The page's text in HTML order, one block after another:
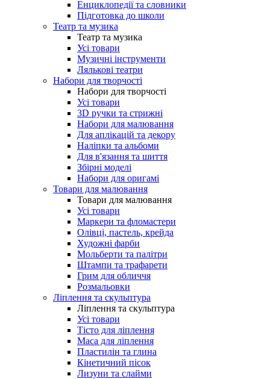
Енциклопедії та словники
Підготовка до школи
Театр та музика
Театр та музика
Усі товари
Музичні інструменти
Лялькові театри
Набори для творчості
Набори для творчості
Усі товари
3D ручки та стрижні
Набори для малювання
Для аплікацій та декору
Наліпки та альбоми
Для в'язання та шиття
Збірні моделі
Набори для оригамі
Товари для малювання
Товари для малювання
Усі товари
Маркери та фломастери
Олівці, пастель, крейда
Художні фарби
Мольберти та палітри
Штампи та трафарети
Грим для обличчя
Розмальовки
Ліплення та скульптура
Ліплення та скульптура
Усі товари
Тісто для ліплення
Маса для ліплення
Пластилін та глина
Кінетичний пісок
Лизуни та слайми